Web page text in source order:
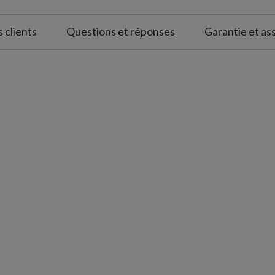
et de décorations argentées et
clients Questions et réponses Garantie et